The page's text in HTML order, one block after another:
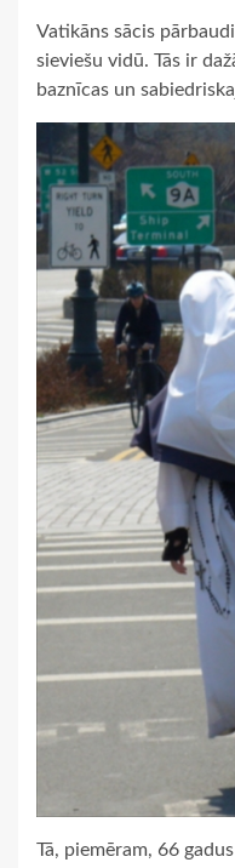
Vatikāns sācis
sieviešu vidū. Tās ir
baznīcas un
Tā, piemēram, 66